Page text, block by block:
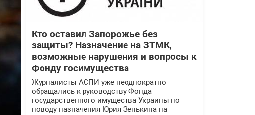
Кто оставил Запорожье без
защиты? Назначение на ЗТМК,
возможные нарушения и вопросы к
Фонду госимущества
Журналисты АСПИ уже неоднократно
обращались к руководству Фонда
государственного имущества Украины по
поводу назначения Юрия Зенькина на